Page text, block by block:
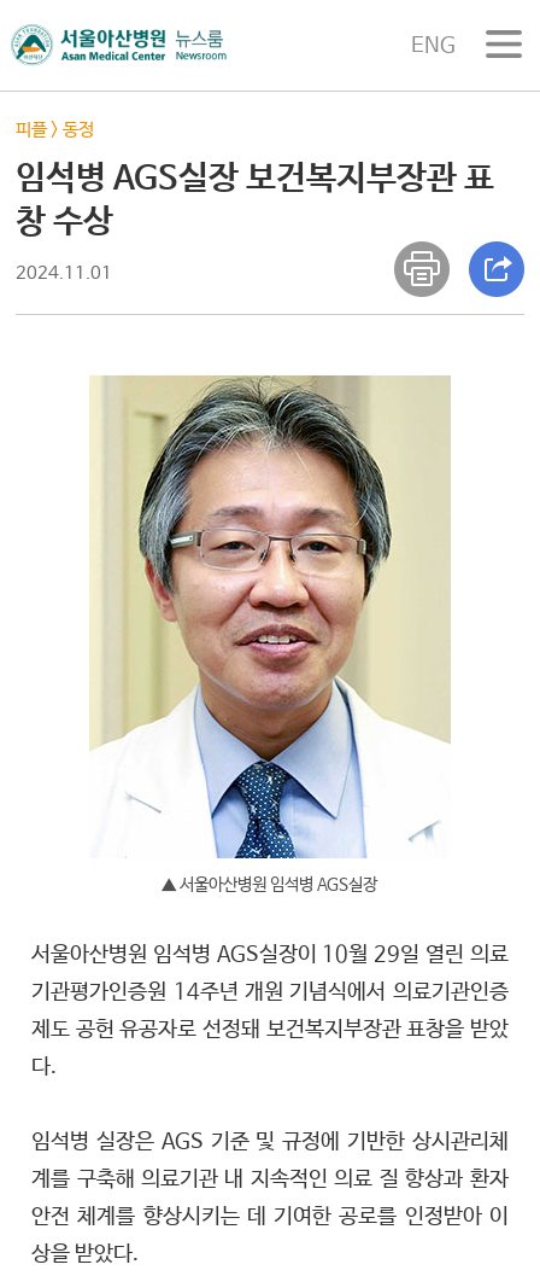
ENG
피플>동정
임석병 AGS실장 보건복지부장관 표
창 수상
2024.11.01
▲ 서울아산병원 임석병 AGS실장
서울아산병원 임석병 AGS실장이 10월 29일 열린 의료
기관평가인증원 14주년 개원 기념식에서 의료기관인증
제도 공헌 유공자로 선정돼 보건복지부장관 표창을 받았
다.
임석병 실장은 AGS 기준 및 규정에 기반한 상시관리체
계를 구축해 의료기관 내 지속적인 의료 질 향상과 환자
안전 체계를 향상시키는 데 기여한 공로를 인정받아 이
상을 받았다.